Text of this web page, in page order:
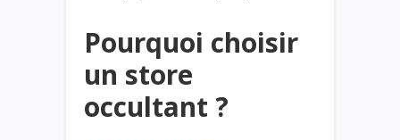
Pourquoi choisir
un store
occultant ?